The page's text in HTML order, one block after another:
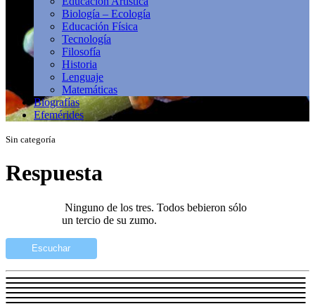
Biología – Ecología
Educación Física
Tecnología
Filosofía
Historia
Lenguaje
Matemáticas
Biografías
Efemérides
Sin categoría
Respuesta
Ninguno de los tres. Todos bebieron sólo
un tercio de su zumo.
Escuchar